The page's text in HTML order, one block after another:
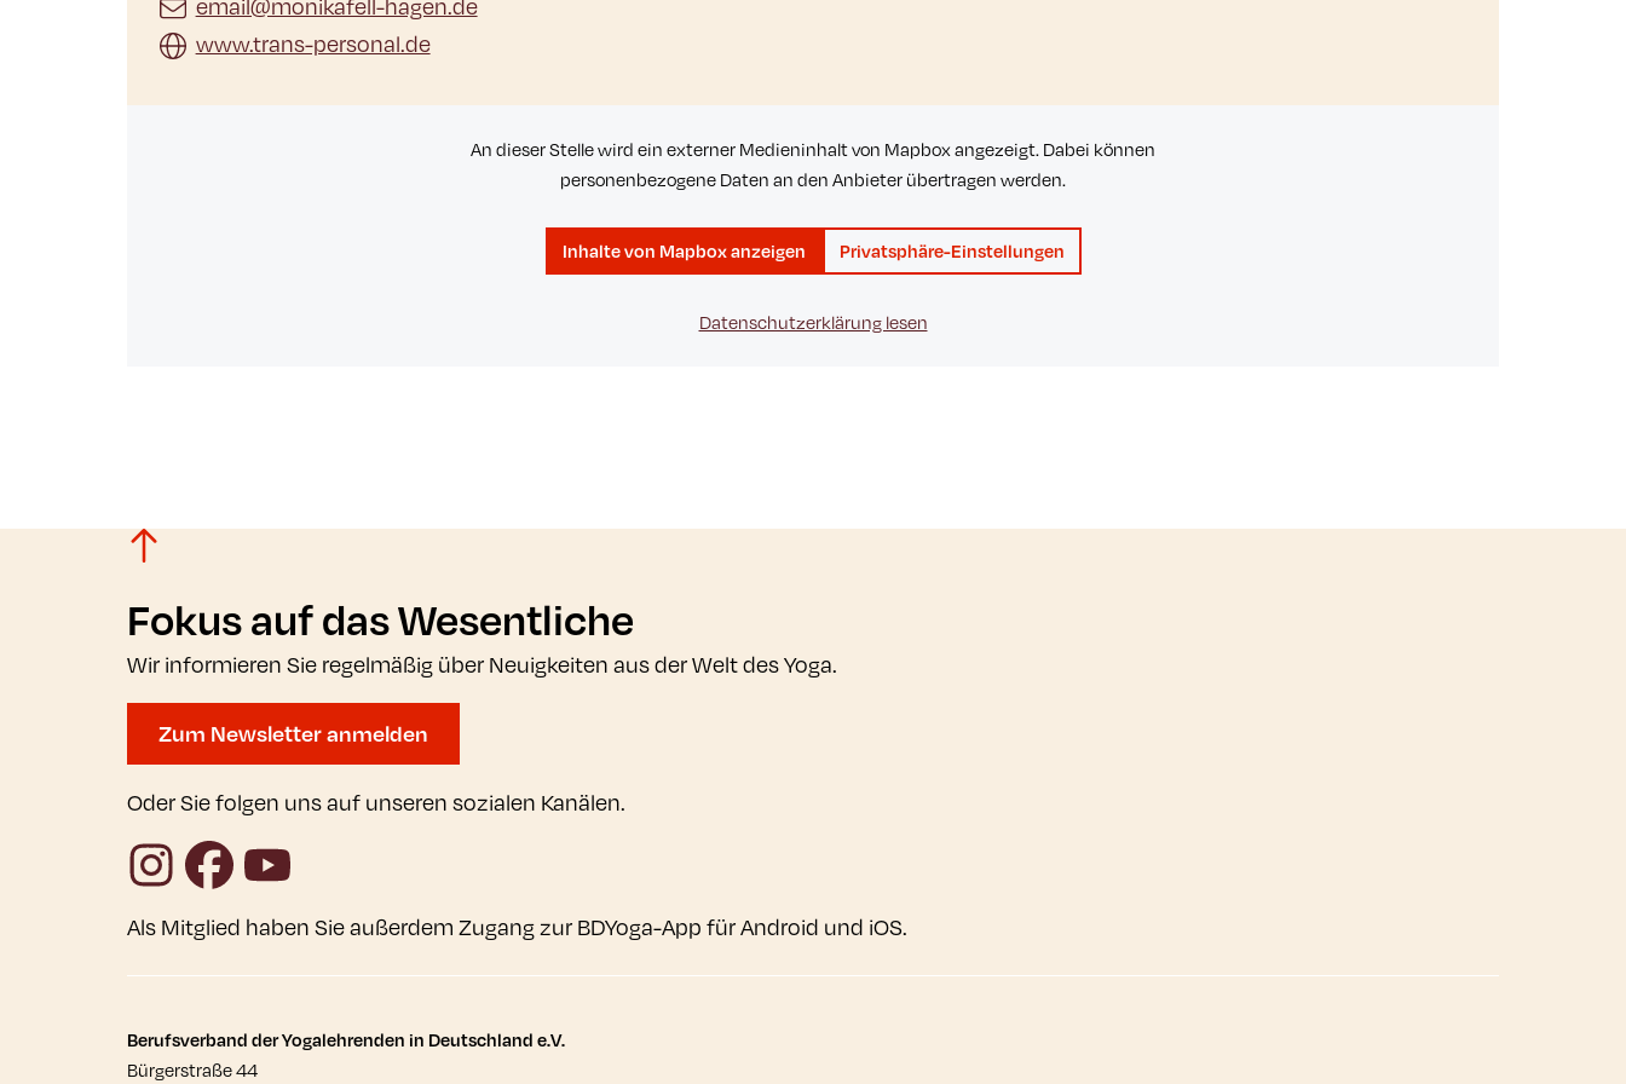
www.trans-personal.de
An dieser Stelle wird ein externer Medieninhalt von Mapbox angezeigt. Dabei können
personenbezogene Daten an den Anbieter übertragen werden.
Inhalte von Mapbox anzeigen Privatsphäre-Einstellungen
Datenschutzerklärung lesen
Fokus auf das Wesentliche
Wir informieren Sie regelmäßig über Neuigkeiten aus der Welt des Yoga.
Zum Newsletter anmelden
Oder Sie folgen uns auf unseren sozialen Kanälen.
InstagramFacebook
YouTube
Als Mitglied haben Sie außerdem Zugang zur BDYoga-App für Android und iOS.
Kontaktdaten und weitere Links
Berufsverband der Yogalehrenden in Deutschland e.V.
Bürgerstraße 44